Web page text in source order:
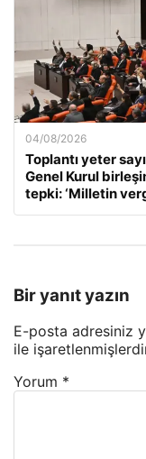
04/08/2026
Toplantı yeter
Genel Kurul
tepki: ‘Milletin
Bir yanıt yazın
E-posta adresiniz
ile
Yorum *